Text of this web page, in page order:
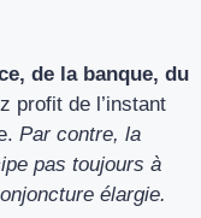
de la banque, du
profit de l’instant
Par contre, la
pas toujours à
élargie.